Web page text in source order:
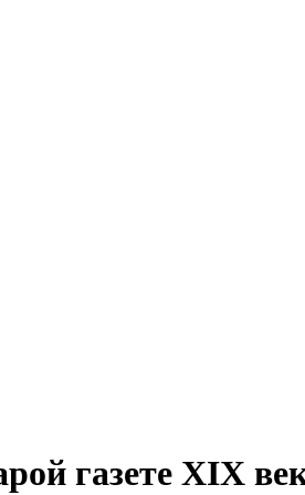
газете XIX